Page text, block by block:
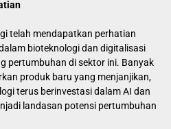
telah mendapatkan perhatian
bioteknologi dan digitalisasi
pertumbuhan di sektor ini. Banyak
produk baru yang menjanjikan,
terus berinvestasi dalam AI dan
landasan potensi pertumbuhan